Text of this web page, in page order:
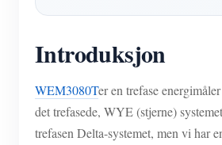
Introduksjon
WEM3080Ter en trefase
det trefasede, WYE (stjerne)
trefasen Delta-systemet, men vi har